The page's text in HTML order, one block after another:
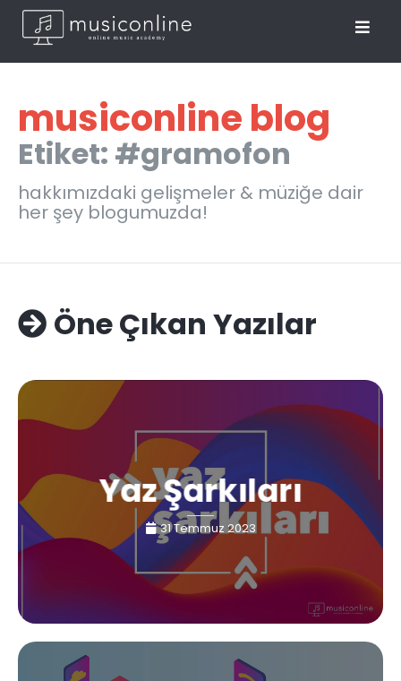
musiconline blog
Etiket: #gramofon
hakkımızdaki gelişmeler & müziğe dair
her şey blogumuzda!
Öne Çıkan Yazılar
Yaz Şarkıları
31 Temmuz 2023